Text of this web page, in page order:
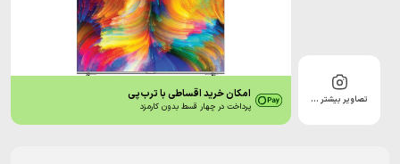
تصاویر بیشتر … امکان خرید اقساطی با ترب‌پی
پرداخت در چهار قسط بدون کارمزد